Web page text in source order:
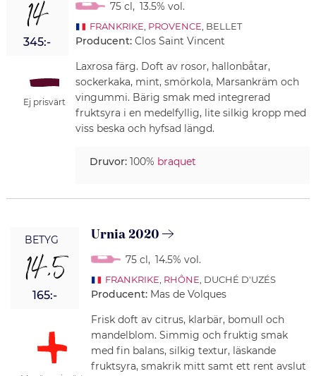
14
345:-
Ej prisvärt
75 cl, 13.5% vol.
FRANKRIKE PROVENCE , BELLET
Producent: Clos Saint Vincent
Laxrosa färg. Doft av rosor, hallonbåtar,
sockerkaka, mint, smörkola, Marsankräm och
vingummi. Bärig smak med integrerad
fruktsyra i en medelfyllig, lite silkig kropp med
viss beska och hyfsad längd.
Druvor:100% braquet
BETYG
14,5
165:-
Urnia 2020
75 cl, 14.5% vol.
FRANKRIKE RHÔNE , DUCHÉ D'UZÉS
Producent: Mas de Volques
Frisk doft av citrus, klarbär, bomull och
mandelblom. Simmig och fruktig smak
med fin balans, silkig textur, läskande
fruktsyra, smakrik mitt samt ett rent avslut